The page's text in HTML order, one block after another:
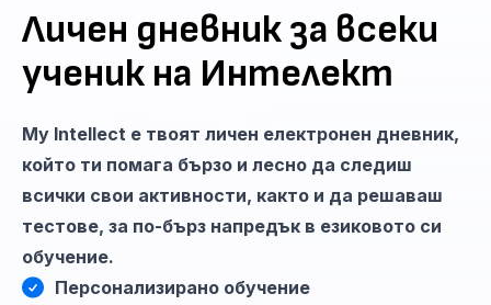
Личен дневник за всеки
ученик на Интелект
My Intellect е твоят личен електронен дневник,
който ти помага бързо и лесно да следиш
всички свои активности, както и да решаваш
тестове, за по-бърз напредък в езиковото си
обучение.
Персонализирано обучение